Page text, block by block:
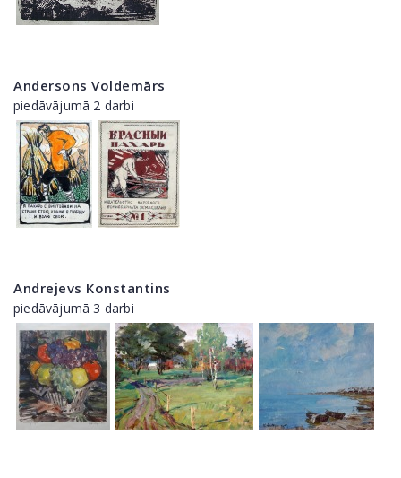
Andersons Voldemārs
piedāvājumā 2 darbi
Andrejevs Konstantins
piedāvājumā 3 darbi